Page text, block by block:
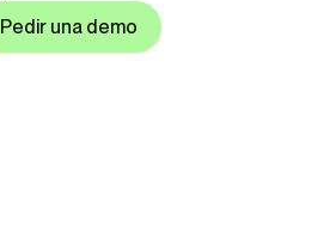
Pedir una demo